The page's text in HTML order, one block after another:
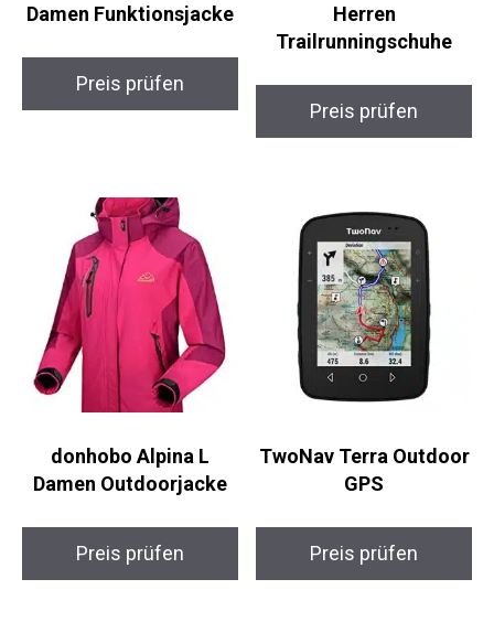
Damen Funktionsjacke
Preis prüfen
Herren
Trailrunningschuhe
Preis prüfen
donhobo Alpina L
Damen Outdoorjacke
Preis prüfen
TwoNav Terra Outdoor
GPS
Preis prüfen